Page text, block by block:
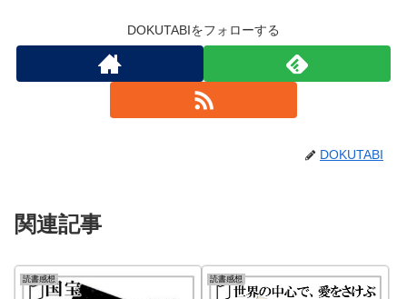
DOKUTABIをフォローする
DOKUTABI
関連記事
読書感想 読書感想